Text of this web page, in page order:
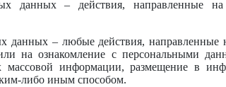
данных – действия, направленные
данных – любые действия,
на ознакомление с персональными
массовой информации, размещение в
либо иным способом.